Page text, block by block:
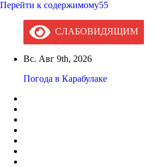
Перейти к содержимому55
СЛАБОВИДЯЩИМ
Вс. Авг 9th, 2026
Погода в Карабулаке